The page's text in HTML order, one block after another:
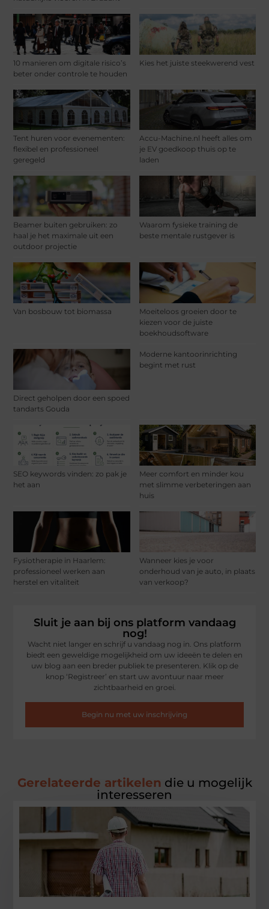
10 manieren om digitale risico’s
beter onder controle te houden
Kies het juiste steekwerend vest
Tent huren voor evenementen:
flexibel en professioneel
geregeld
Accu-Machine.nl heeft alles om
je EV goedkoop thuis op te
laden
Beamer buiten gebruiken: zo
haal je het maximale uit een
outdoor projectie
Waarom fysieke training de
beste mentale rustgever is
Van bosbouw tot biomassa
Moeiteloos groeien door te
kiezen voor de juiste
boekhoudsoftware
Direct geholpen door een spoed
tandarts Gouda
Moderne kantoorinrichting
begint met rust
SEO keywords vinden: zo pak je
het aan
Meer comfort en minder kou
met slimme verbeteringen aan
huis
Fysiotherapie in Haarlem:
professioneel werken aan
herstel en vitaliteit
Wanneer kies je voor
onderhoud van je auto, in plaats
van verkoop?
Sluit je aan bij ons platform vandaag
nog!
Wacht niet langer en schrijf u vandaag nog in. Ons platform
biedt een geweldige mogelijkheid om uw ideeën te delen en
uw blog aan een breder publiek te presenteren. Klik op de
knop ‘Registreer’ en start uw avontuur naar meer
zichtbaarheid en groei.
Begin nu met uw inschrijving
Gerelateerde artikelen die u mogelijk
interesseren